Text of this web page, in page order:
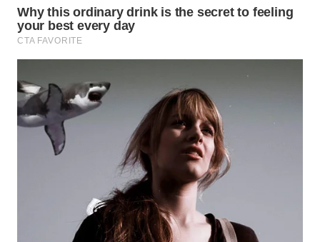
WN
DEPOK
WN
UTARA
WN
SAMOSIR